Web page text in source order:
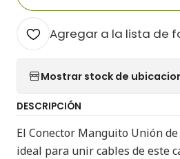
Agregar a la lista de
Mostrar stock de
DESCRIPCIÓN
El Conector Manguito Unión
ideal para unir cables de este